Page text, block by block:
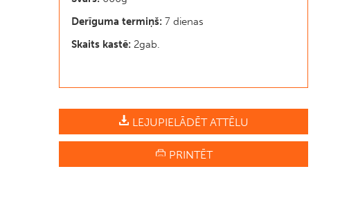
Derīguma termiņš: 7 dienas
Skaits kastē: 2gab.
LEJUPIELĀDĒT ATTĒLU
PRINTĒT